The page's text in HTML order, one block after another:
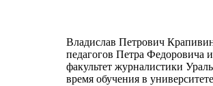
Владислав Петрович
педагогов Петра
факультет журналистики
время обучения в